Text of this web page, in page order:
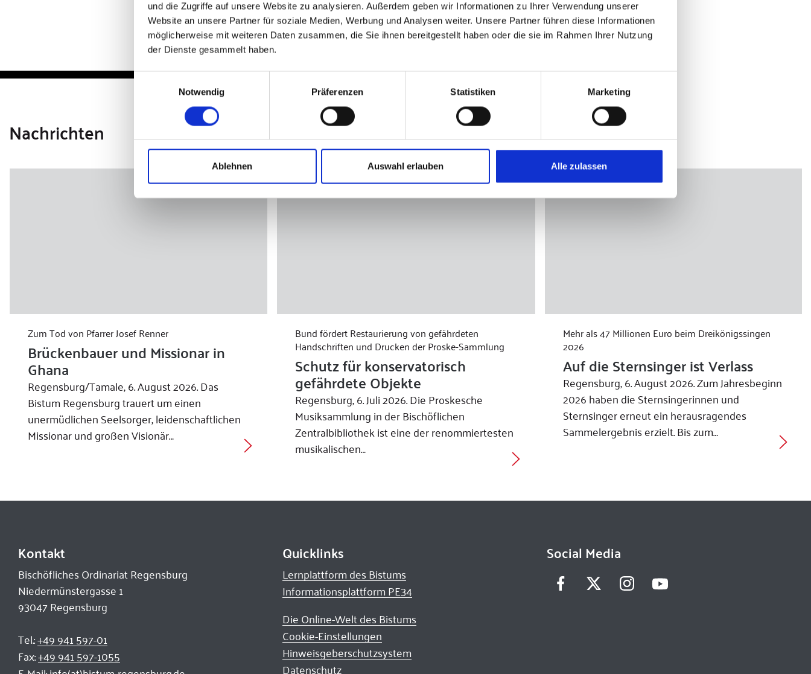
und die Zugriffe auf unsere Website zu analysieren. Außerdem geben wir Informationen zu Ihrer Verwendung unserer
Website an unsere Partner für soziale Medien, Werbung und Analysen weiter. Unsere Partner führen diese Informationen
möglicherweise mit weiteren Daten zusammen, die Sie ihnen bereitgestellt haben oder die sie im Rahmen Ihrer Nutzung
der Dienste gesammelt haben.
Einwilligungsauswahl
Notwendig
Präferenzen Statistiken Marketing
Ablehnen Auswahl erlauben Alle zulassen
Nachrichten
Zum Tod von Pfarrer Josef Renner
Brückenbauer und Missionar in
Ghana
Regensburg/Tamale, 6. August 2026. Das
Bistum Regensburg trauert um einen
unermüdlichen Seelsorger, leidenschaftlichen
Missionar und großen Visionär…
Bund fördert Restaurierung von gefährdeten
Handschriften und Drucken der Proske-Sammlung
Schutz für konservatorisch
gefährdete Objekte
Regensburg, 6. Juli 2026. Die Proskesche
Musiksammlung in der Bischöflichen
Zentralbibliothek ist eine der renommiertesten
musikalischen…
Mehr als 47 Millionen Euro beim Dreikönigssingen
2026
Auf die Sternsinger ist Verlass
Regensburg, 6. August 2026. Zum Jahresbeginn
2026 haben die Sternsingerinnen und
Sternsinger erneut ein herausragendes
Sammelergebnis erzielt. Bis zum…
Kontakt
Bischöfliches Ordinariat Regensburg
Niedermünstergasse 1
93047 Regensburg
Tel.:+49 941 597-01
Fax:+49 941 597-1055
Quicklinks
Lernplattform des Bistums
Informationsplattform PE34
Die Online-Welt des Bistums
Cookie-Einstellungen
Hinweisgeberschutzsystem
Datenschutz
Social Media